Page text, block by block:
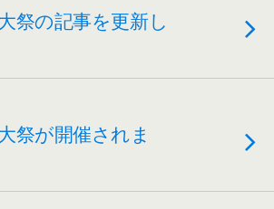
祭の記事を更新し
祭が開催されま